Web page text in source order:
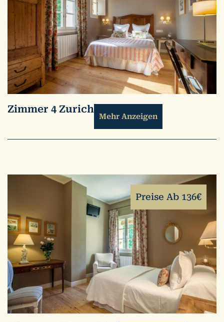
Zimmer 4 Zurich
Mehr Anzeigen
Preise Ab 136€